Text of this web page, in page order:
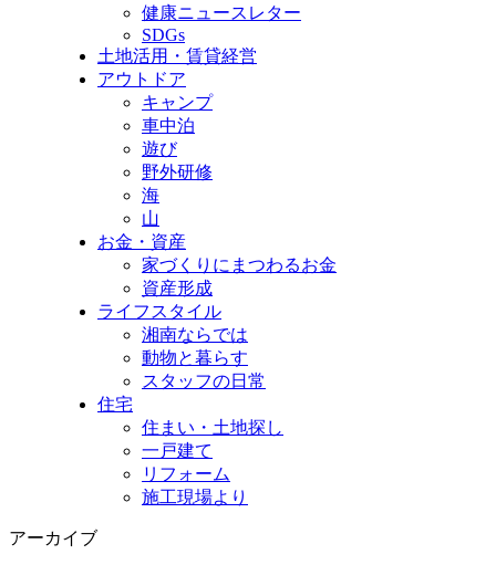
健康ニュースレター
SDGs
土地活用・賃貸経営
アウトドア
キャンプ
車中泊
遊び
野外研修
海
山
お金・資産
家づくりにまつわるお金
資産形成
ライフスタイル
湘南ならでは
動物と暮らす
スタッフの日常
住宅
住まい・土地探し
一戸建て
リフォーム
施工現場より
アーカイブ